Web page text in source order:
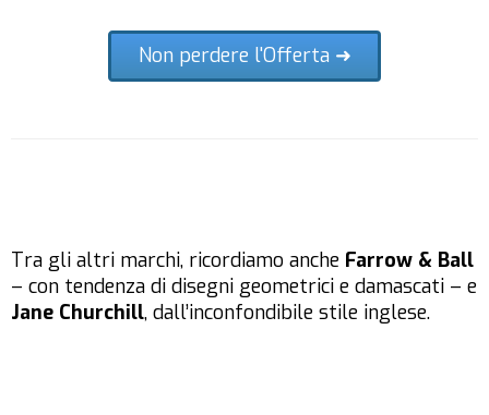
Non perdere l'Offerta ➜
Tra gli altri marchi, ricordiamo anche Farrow & Ball
– con tendenza di disegni geometrici e damascati – e
Jane Churchill, dall’inconfondibile stile inglese.